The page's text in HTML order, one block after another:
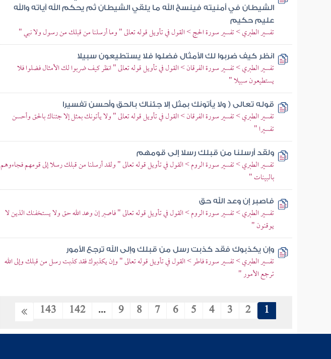
الشيطان في أمنيته فينسخ الله ما يلقي الشيطان ثم يحكم الله آياته والله
عليم حكيم
تفسير الطبري > تفسير سورة الحج > القول في تأويل قوله تعالى " وما أرسلنا من قبلك من رسول ولا نبي "
انظر كيف ضربوا لك الأمثال فضلوا فلا يستطيعون سبيلا
تفسير الطبري > تفسير سورة الفرقان > القول في تأويل قوله تعالى " انظر كيف ضربوا لك الأمثال فضلوا فلا
يستطيعون سبيلا "
قوله تعالى ( ولا يأتونك بمثل إلا جئناك بالحق وأحسن تفسيرا
تفسير الطبري > تفسير سورة الفرقان > القول في تأويل قوله تعالى " ولا يأتونك بمثل إلا جئناك بالحق وأحسن
تفسيرا "
ولقد أرسلنا من قبلك رسلا إلى قومهم
تفسير الطبري > تفسير سورة الروم > القول في تأويل قوله تعالى " ولقد أرسلنا من قبلك رسلا إلى قومهم فجاءوهم
بالبينات "
فاصبر إن وعد الله حق
تفسير الطبري > تفسير سورة الروم > القول في تأويل قوله تعالى " فاصبر إن وعد الله حق ولا يستخفنك الذين لا
يوقنون "
وإن يكذبوك فقد كذبت رسل من قبلك وإلى الله ترجع الأمور
تفسير الطبري > تفسير سورة فاطر > القول في تأويل قوله تعالى " وإن يكذبوك فقد كذبت رسل من قبلك وإلى الله
ترجع الأمور "
1
2
3
4
5
6
7
8
9
...
142
143